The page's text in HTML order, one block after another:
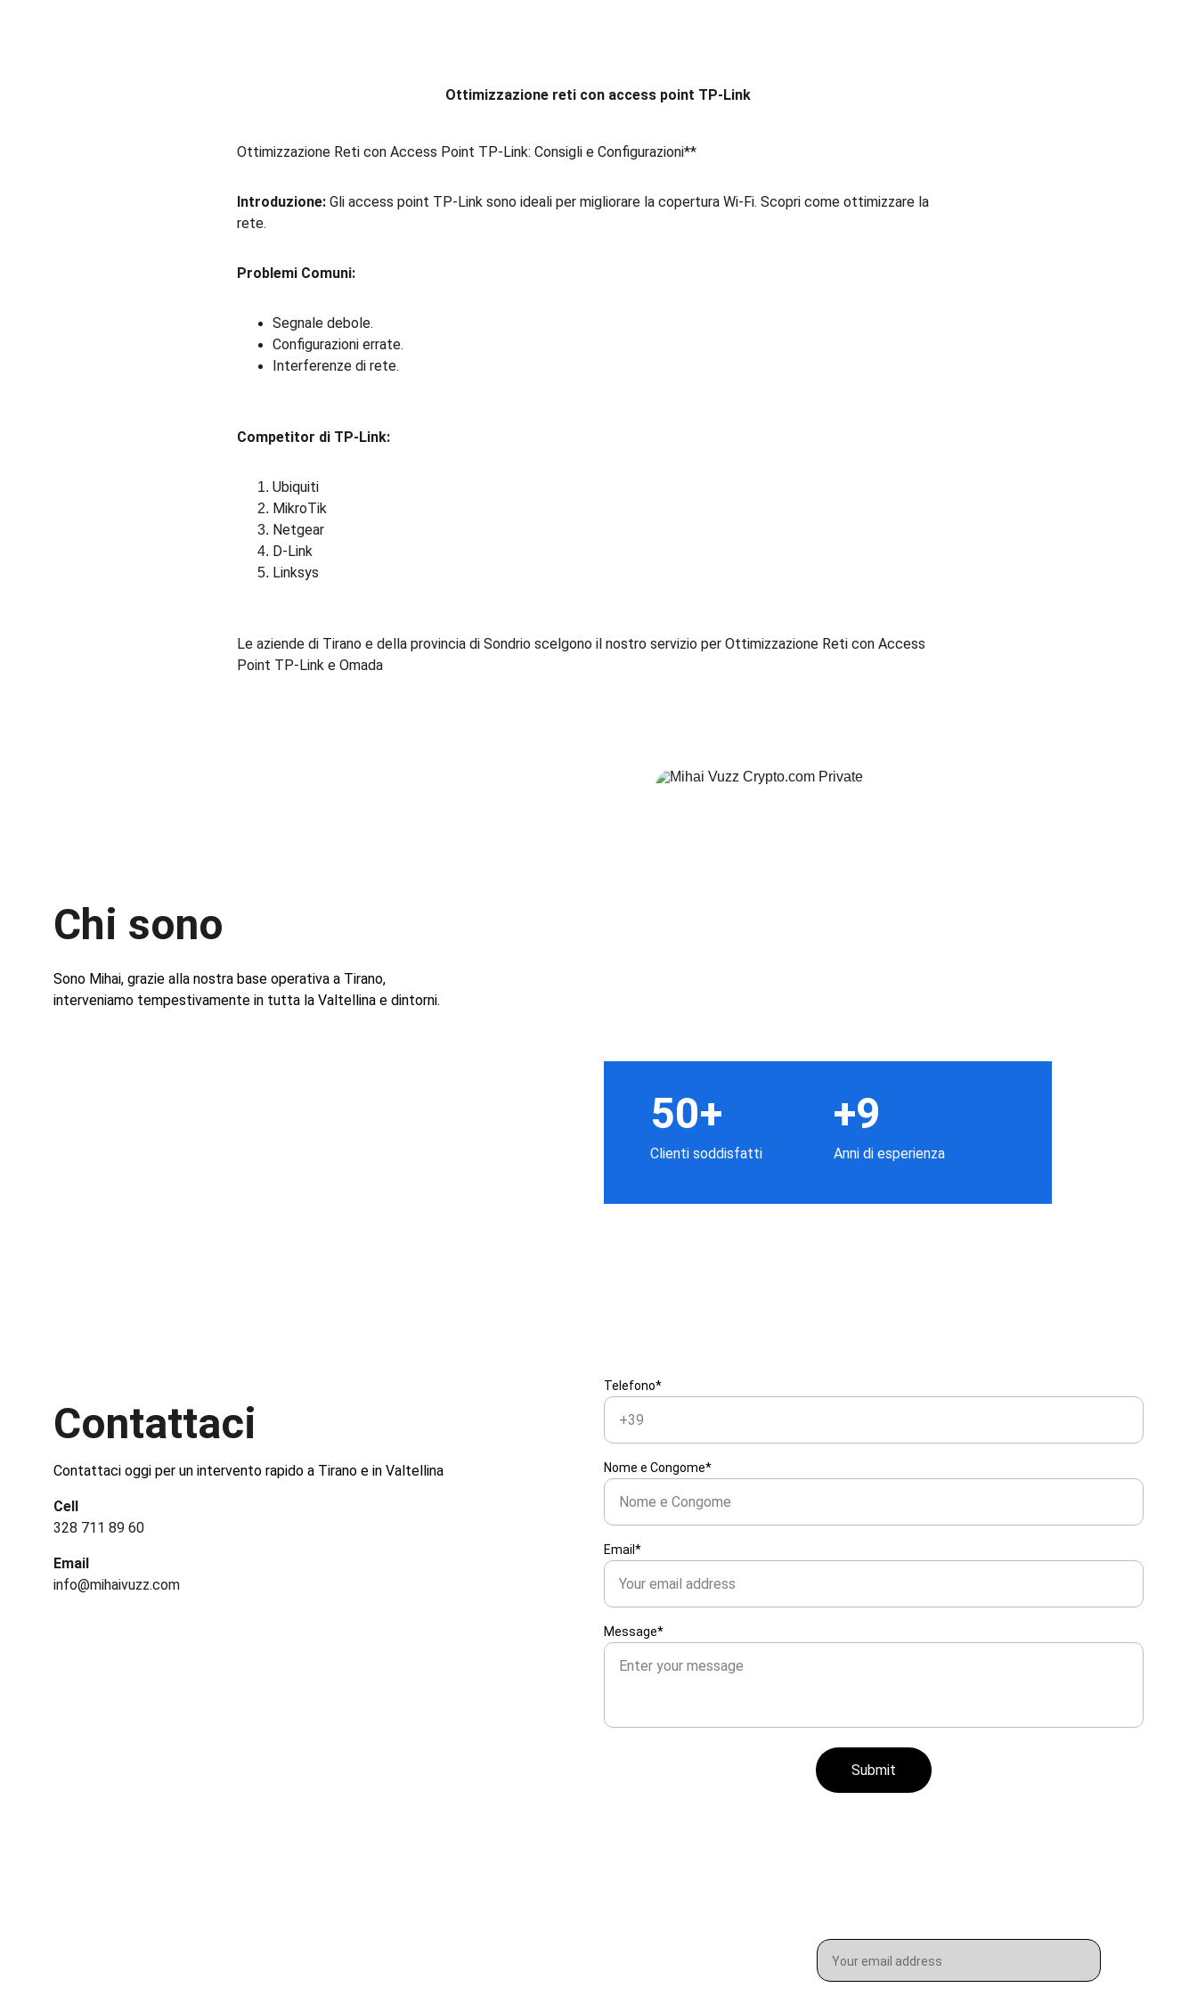
Ottimizzazione Reti con Access Point TP-Link: Consigli e Configurazioni**
Introduzione: Gli access point TP-Link sono ideali per migliorare la copertura Wi-Fi. Scopri come ottimizzare la
rete.
Problemi Comuni:
Segnale debole.
Configurazioni errate.
Interferenze di rete.
Competitor di TP-Link:
Ubiquiti
MikroTik
Netgear
D-Link
Linksys
Le aziende di Tirano e della provincia di Sondrio scelgono il nostro servizio per Ottimizzazione Reti con Access
Point TP-Link e Omada
Ottimizzazione reti con access point TP-Link
Chi sono
Sono Mihai, grazie alla nostra base operativa a Tirano,
interveniamo tempestivamente in tutta la Valtellina e dintorni.
50+ +9
Anni di esperienza
Clienti soddisfatti
Contattaci
Contattaci oggi per un intervento rapido a Tirano e in Valtellina
Cell
328 711 89 60
Email
info@mihaivuzz.com
Telefono*
Nome e Congome*
Email*
Message*
Submit